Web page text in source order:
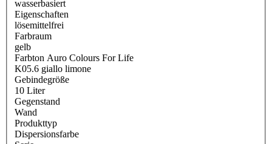
wasserbasiert
Eigenschaften
lösemittelfrei
Farbraum
gelb
Farbton Auro Colours For Life
K05.6 giallo limone
Gebindegröße
10 Liter
Gegenstand
Wand
Produkttyp
Dispersionsfarbe